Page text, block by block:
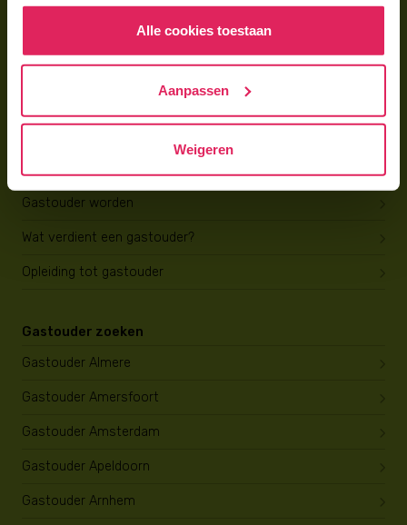
Alle cookies toestaan
Aanpassen
Weigeren
Gastouder worden bij 4Kids
Hoe vind ik gastkinderen?
Trainingen & cursussen
Gastouder worden
Gastouder worden
Wat verdient een gastouder?
Opleiding tot gastouder
Gastouder zoeken
Gastouder Almere
Gastouder Amersfoort
Gastouder Amsterdam
Gastouder Apeldoorn
Gastouder Arnhem